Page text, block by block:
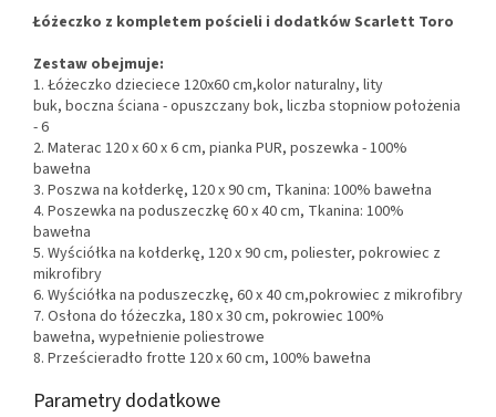
Łóżeczko z kompletem pościeli i dodatków Scarlett Toro
Zestaw obejmuje:
1. Łóżeczko dzieciece 120x60 cm,kolor naturalny, lity
buk, boczna ściana - opuszczany bok, liczba stopniow położenia
- 6
2. Materac 120 x 60 x 6 cm, pianka PUR, poszewka - 100%
bawełna
3. Poszwa na kołderkę, 120 x 90 cm, Tkanina: 100% bawełna
4. Poszewka na poduszeczkę 60 x 40 cm, Tkanina: 100%
bawełna
5. Wyściółka na kołderkę, 120 x 90 cm, poliester, pokrowiec z
mikrofibry
6. Wyściółka na poduszeczkę, 60 x 40 cm,pokrowiec z mikrofibry
7. Osłona do łóżeczka, 180 x 30 cm, pokrowiec 100%
bawełna, wypełnienie poliestrowe
8. Prześcieradło frotte 120 x 60 cm, 100% bawełna
Parametry dodatkowe